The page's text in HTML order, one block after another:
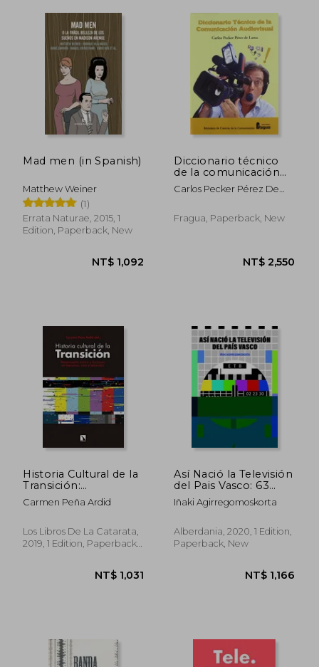
NT$ 1,074
NT$ 999 NT$
Mad men (in Spanish)
Matthew Weiner
(1)
Errata Naturae, 2015, 1
Edition, Paperback, New
Diccionario técnico
de la comunicación
audiovisual (in
Spanish)
Carlos Pecker Pérez De
Fragua, Paperback, New
Historia Cultural de la
Transición:
Pensamiento Crítico
y Ficciones en
Televisión (Mayor) (in
Spanish)
Carmen Peña Ardid
Los Libros De La Catarata,
2019, 1 Edition, Paperback,
Así Nació la Televisión
del Pais Vasco: 63
(Alga) (in Spanish)
Iñaki Agirregomoskorta
Alberdania, 2020, 1 Edition,
Paperback, New